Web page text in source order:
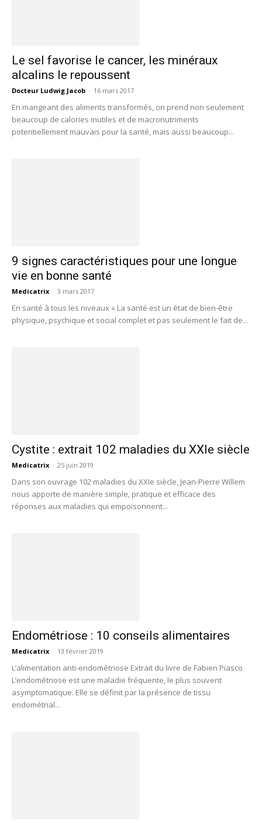
Le sel favorise le cancer, les minéraux
alcalins le repoussent
Docteur Ludwig Jacob - 16 mars 2017
En mangeant des aliments transformés, on prend non seulement
beaucoup de calories inutiles et de macronutriments
potentiellement mauvais pour la santé, mais aussi beaucoup...
9 signes caractéristiques pour une longue
vie en bonne santé
Medicatrix - 3 mars 2017
En santé à tous les niveaux « La santé est un état de bien-être
physique, psychique et social complet et pas seulement le fait de...
Cystite : extrait 102 maladies du XXIe siècle
Medicatrix - 25 juin 2019
Dans son ouvrage 102 maladies du XXIe siècle, Jean-Pierre Willem
nous apporte de manière simple, pratique et efficace des
réponses aux maladies qui empoisonnent...
Endométriose : 10 conseils alimentaires
Medicatrix - 13 février 2019
L’alimentation anti-endométriose Extrait du livre de Fabien Piasco
L’endométriose est une maladie fréquente, le plus souvent
asymptomatique. Elle se définit par la présence de tissu
endométrial...